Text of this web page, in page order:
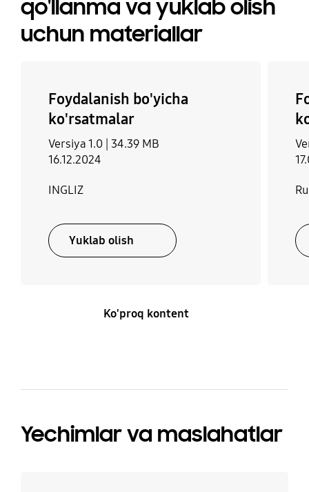
Ha
almashishi
Yo'q
qo'llanma va yuklab olish
uchun materiallar
Foydalanish bo'yicha
ko'rsatmalar
Versiya 1.0 | 34.39 MB
16.12.2024
INGLIZ
Yuklab olish
Ko'proq kontent
Yechimlar va maslahatlar